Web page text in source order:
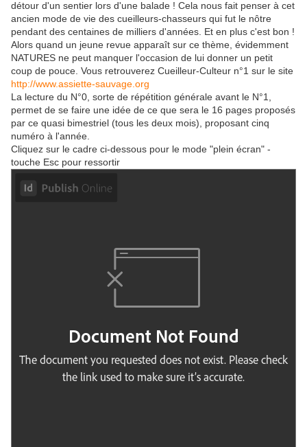
détour d'un sentier lors d'une balade ! Cela nous fait penser à cet
ancien mode de vie des cueilleurs-chasseurs qui fut le nôtre
pendant des centaines de milliers d'années. Et en plus c'est bon !
Alors quand un jeune revue apparaît sur ce thème, évidemment
NATURES ne peut manquer l'occasion de lui donner un petit
coup de pouce. Vous retrouverez Cueilleur-Culteur n°1 sur le site
http://www.assiette-sauvage.org
La lecture du N°0, sorte de répétition générale avant le N°1,
permet de se faire une idée de ce que sera le 16 pages proposés
par ce quasi bimestriel (tous les deux mois), proposant cinq
numéro à l'année.
Cliquez sur le cadre ci-dessous pour le mode "plein écran" -
touche Esc pour ressortir